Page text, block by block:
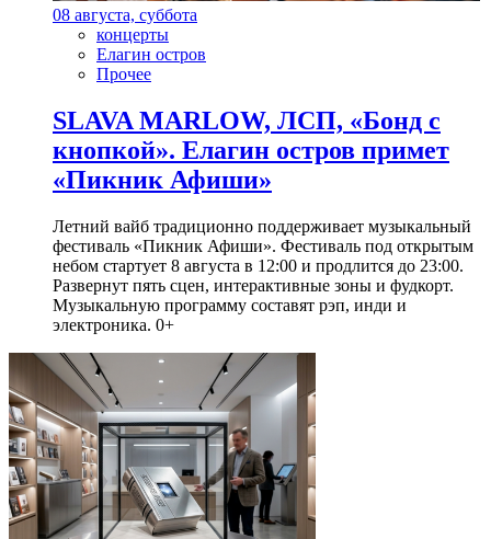
08 августа, суббота
концерты
Елагин остров
Прочее
SLAVA MARLOW, ЛСП, «Бонд с
кнопкой». Елагин остров примет
«Пикник Афиши»
Летний вайб традиционно поддерживает музыкальный
фестиваль «Пикник Афиши». Фестиваль под открытым
небом стартует 8 августа в 12:00 и продлится до 23:00.
Развернут пять сцен, интерактивные зоны и фудкорт.
Музыкальную программу составят рэп, инди и
электроника. 0+